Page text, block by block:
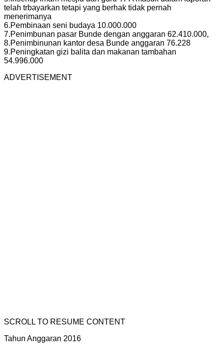
telah trbayarkan tetapi yang berhak tidak pernah
menerimanya
6.Pembinaan seni budaya 10.000.000
7.Penimbunan pasar Bunde dengan anggaran 62.410.000,
8.Penimbinunan kantor desa Bunde anggaran 76.228
9.Peningkatan gizi balita dan makanan tambahan
54.996.000
ADVERTISEMENT
SCROLL TO RESUME CONTENT
Tahun Anggaran 2016